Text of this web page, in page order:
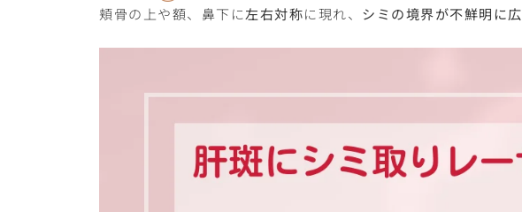
頬骨の上や額、鼻下に左右対称に現れ、 シミの境界が不鮮明に